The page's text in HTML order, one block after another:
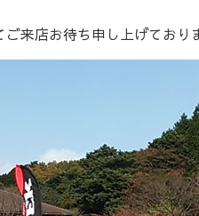
来店お待ち申し上げており